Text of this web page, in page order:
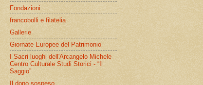
Fondazioni
francobolli e filatelia
Gallerie
Giornate Europee del Patrimonio
I Sacri luoghi dell'Arcangelo Michele
Centro Culturale Studi Storici - “Il
Saggio”
Il dono sospeso